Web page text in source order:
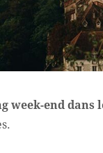
week-end dans